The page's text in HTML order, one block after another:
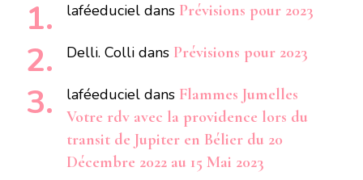
laféeduciel dans Prévisions pour 2023
Delli. Colli dans Prévisions pour 2023
laféeduciel dans Flammes Jumelles
Votre rdv avec la providence lors du
transit de Jupiter en Bélier du 20
Décembre 2022 au 15 Mai 2023